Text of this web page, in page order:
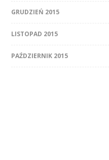
GRUDZIEŃ 2015
LISTOPAD 2015
PAŹDZIERNIK 2015